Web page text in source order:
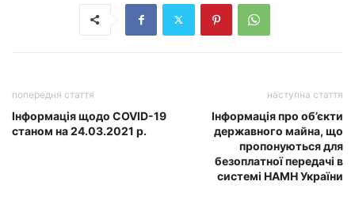
попередня стаття
Інформація щодо COVID-19
станом на 24.03.2021 р.
наступна стаття
Інформація про об’єкти
державного майна, що
пропонуються для
безоплатної передачі в
системі НАМН України